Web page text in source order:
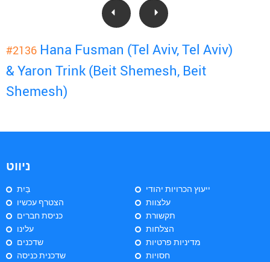
#2136 Hana Fusman (Tel Aviv, Tel Aviv)
& Yaron Trink (Beit Shemesh, Beit
Shemesh)
ניווט
בַּיִת
הצטרף עכשיו
כניסת חברים
עלינו
שדכנים
שדכנית כניסה
ייעוץ הכרויות יהודי
עלצוות
תקשורת
הצלחות
מדיניות פרטיות
חסויות